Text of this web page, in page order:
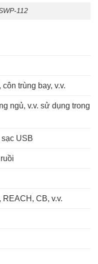
112
trùng bay, v.v.
ngủ, v.v. sử dụng trong
USB
CB, v.v.